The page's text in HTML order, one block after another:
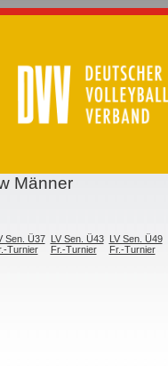
Männer
Sen. Ü37
Turnier
LV Sen. Ü43
Fr.-Turnier
LV Sen. Ü49
Fr.-Turnier